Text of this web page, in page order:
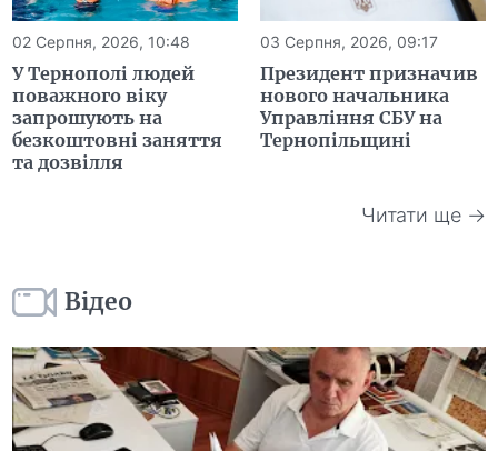
02 Серпня, 2026, 10:48
У Тернополі людей
поважного віку
запрошують на
безкоштовні заняття
та дозвілля
03 Серпня, 2026, 09:17
Президент призначив
нового начальника
Управління СБУ на
Тернопільщині
Читати ще →
Відео